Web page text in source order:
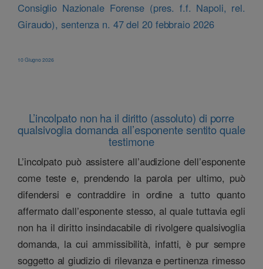
Consiglio Nazionale Forense (pres. f.f. Napoli, rel.
Giraudo), sentenza n. 47 del 20 febbraio 2026
10 Giugno 2026
L’incolpato non ha il diritto (assoluto) di porre
qualsivoglia domanda all’esponente sentito quale
testimone
L’incolpato può assistere all’audizione dell’esponente
come teste e, prendendo la parola per ultimo, può
difendersi e contraddire in ordine a tutto quanto
affermato dall’esponente stesso, al quale tuttavia egli
non ha il diritto insindacabile di rivolgere qualsivoglia
domanda, la cui ammissibilità, infatti, è pur sempre
soggetto al giudizio di rilevanza e pertinenza rimesso